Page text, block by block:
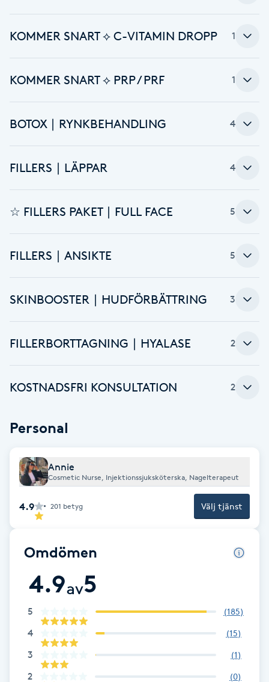
E
Enzympeeling
Extensions
F
Face framing
Fet hårbotten
Fibromassage
Fotmassage
Fotsvamp
Fotvård
Fransborttagning
Fransfärgning
Fransförlängning
Fransförlängning Megavolym
Fransförlängning Volym
KOMMER SNART ⟡ C-VITAMIN DROPP 1
KOMMER SNART ⟡ PRP / PRF 1
BOTOX ∣ RYNKBEHANDLING 4
FILLERS ∣ LÄPPAR 4
☆ FILLERS PAKET ∣ FULL FACE 5
FILLERS ∣ ANSIKTE 5
SKINBOOSTER ∣ HUDFÖRBÄTTRING 3
FILLERBORTTAGNING ∣ HYALASE 2
KOSTNADSFRI KONSULTATION 2
Personal
Annie
Cosmetic Nurse, Injektionssjuksköterska, Nagelterapeut
4.9 201 betyg Välj tjänst
Omdömen
4.9av5
5 (185)
4 (15)
3 (1)
2 (0)